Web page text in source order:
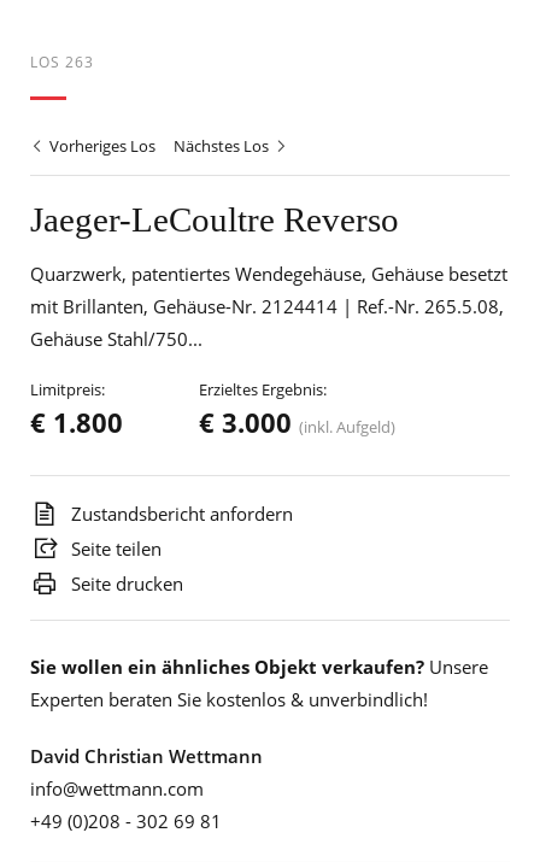
LOS 263
Vorheriges Los Nächstes Los
Jaeger-LeCoultre Reverso
Quarzwerk, patentiertes Wendegehäuse, Gehäuse besetzt
mit Brillanten, Gehäuse-Nr. 2124414 | Ref.-Nr. 265.5.08,
Gehäuse Stahl/750...
Limitpreis:
€ 1.800
Erzieltes Ergebnis:
€ 3.000 (inkl. Aufgeld)
Zustandsbericht anfordern
Seite teilen
Seite drucken
Sie wollen ein ähnliches Objekt verkaufen? Unsere
Experten beraten Sie kostenlos & unverbindlich!
David Christian Wettmann
info@wettmann.com
+49 (0)208 - 302 69 81